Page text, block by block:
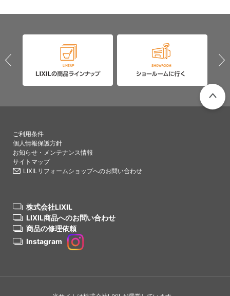
ご利用条件
個人情報保護方針
お知らせ・メンテナンス情報
サイトマップ
LIXILリフォームショップへのお問い合わせ
株式会社LIXIL
LIXIL商品へのお問い合わせ
商品の修理依頼
Instagram